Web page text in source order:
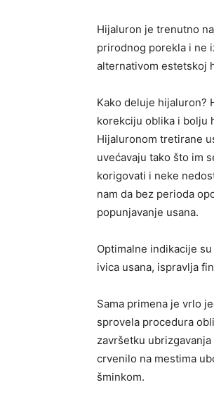
Hijaluron je trenutno
prirodnog porekla i ne
alternativom estetskoj
Kako deluje hijaluron?
korekciju oblika i bolju
Hijaluronom tretirane
uvećavaju tako što im
korigovati i neke
nam da bez perioda
popunjavanje usana.
Optimalne indikacije
ivica usana, ispravlja
Sama primena je vrlo
sprovela procedura
završetku
crvenilo na mestima
šminkom.